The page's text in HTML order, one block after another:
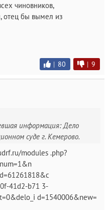
чиновников,
отец бы вымел из
| 80 | 9
информация: Дело
суде г. Кемерово.
modules .php?
41d2-b71 3-
d=1540006&new=